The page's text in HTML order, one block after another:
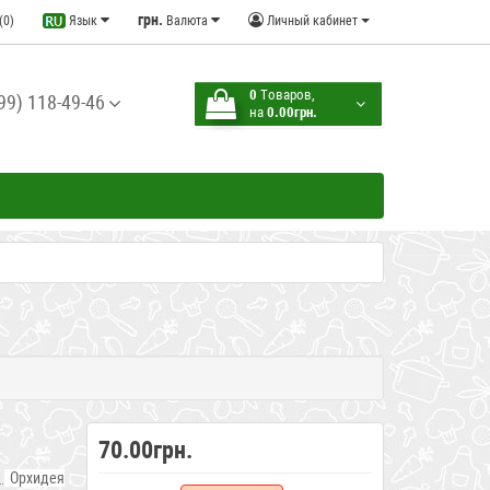
Личный кабинет
грн. Валюта
Язык
118-49-46 0 Tоваров,
на 0.00грн.
Орхидея
70.00грн.